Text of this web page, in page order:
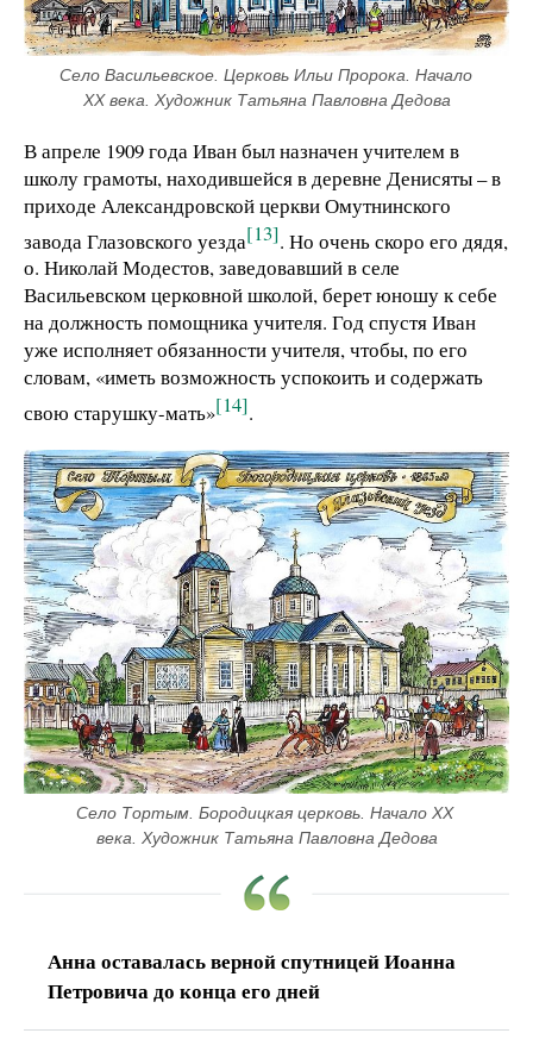
Село Васильевское. Церковь Ильи Пророка. Начало
ХХ века. Художник Татьяна Павловна Дедова
В апреле 1909 года Иван был назначен учителем в
школу грамоты, находившейся в деревне Денисяты – в
приходе Александровской церкви Омутнинского
завода Глазовского уезда[13]. Но очень скоро его дядя,
о. Николай Модестов, заведовавший в селе
Васильевском церковной школой, берет юношу к себе
на должность помощника учителя. Год спустя Иван
уже исполняет обязанности учителя, чтобы, по его
словам, «иметь возможность успокоить и содержать
свою старушку-мать»[14].
Село Тортым. Бородицкая церковь. Начало ХХ
века. Художник Татьяна Павловна Дедова
Анна оставалась верной спутницей Иоанна
Петровича до конца его дней